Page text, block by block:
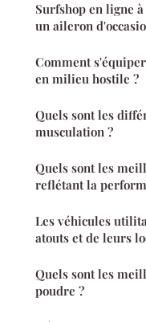
Surfshop en ligne
un aileron
Comment
en milieu hostile ?
Quels sont les
musculation ?
Quels sont les
reflétant la
Les véhicules
atouts et de leurs
Quels sont les
poudre ?